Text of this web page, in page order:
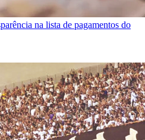
na lista de pagamentos do